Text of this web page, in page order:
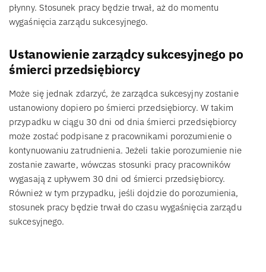
płynny. Stosunek pracy będzie trwał, aż do momentu
wygaśnięcia zarządu sukcesyjnego.
Ustanowienie zarządcy sukcesyjnego po
śmierci przedsiębiorcy
Może się jednak zdarzyć, że zarządca sukcesyjny zostanie
ustanowiony dopiero po śmierci przedsiębiorcy. W takim
przypadku w ciągu 30 dni od dnia śmierci przedsiębiorcy
może zostać podpisane z pracownikami porozumienie o
kontynuowaniu zatrudnienia. Jeżeli takie porozumienie nie
zostanie zawarte, wówczas stosunki pracy pracowników
wygasają z upływem 30 dni od śmierci przedsiębiorcy.
Również w tym przypadku, jeśli dojdzie do porozumienia,
stosunek pracy będzie trwał do czasu wygaśnięcia zarządu
sukcesyjnego.